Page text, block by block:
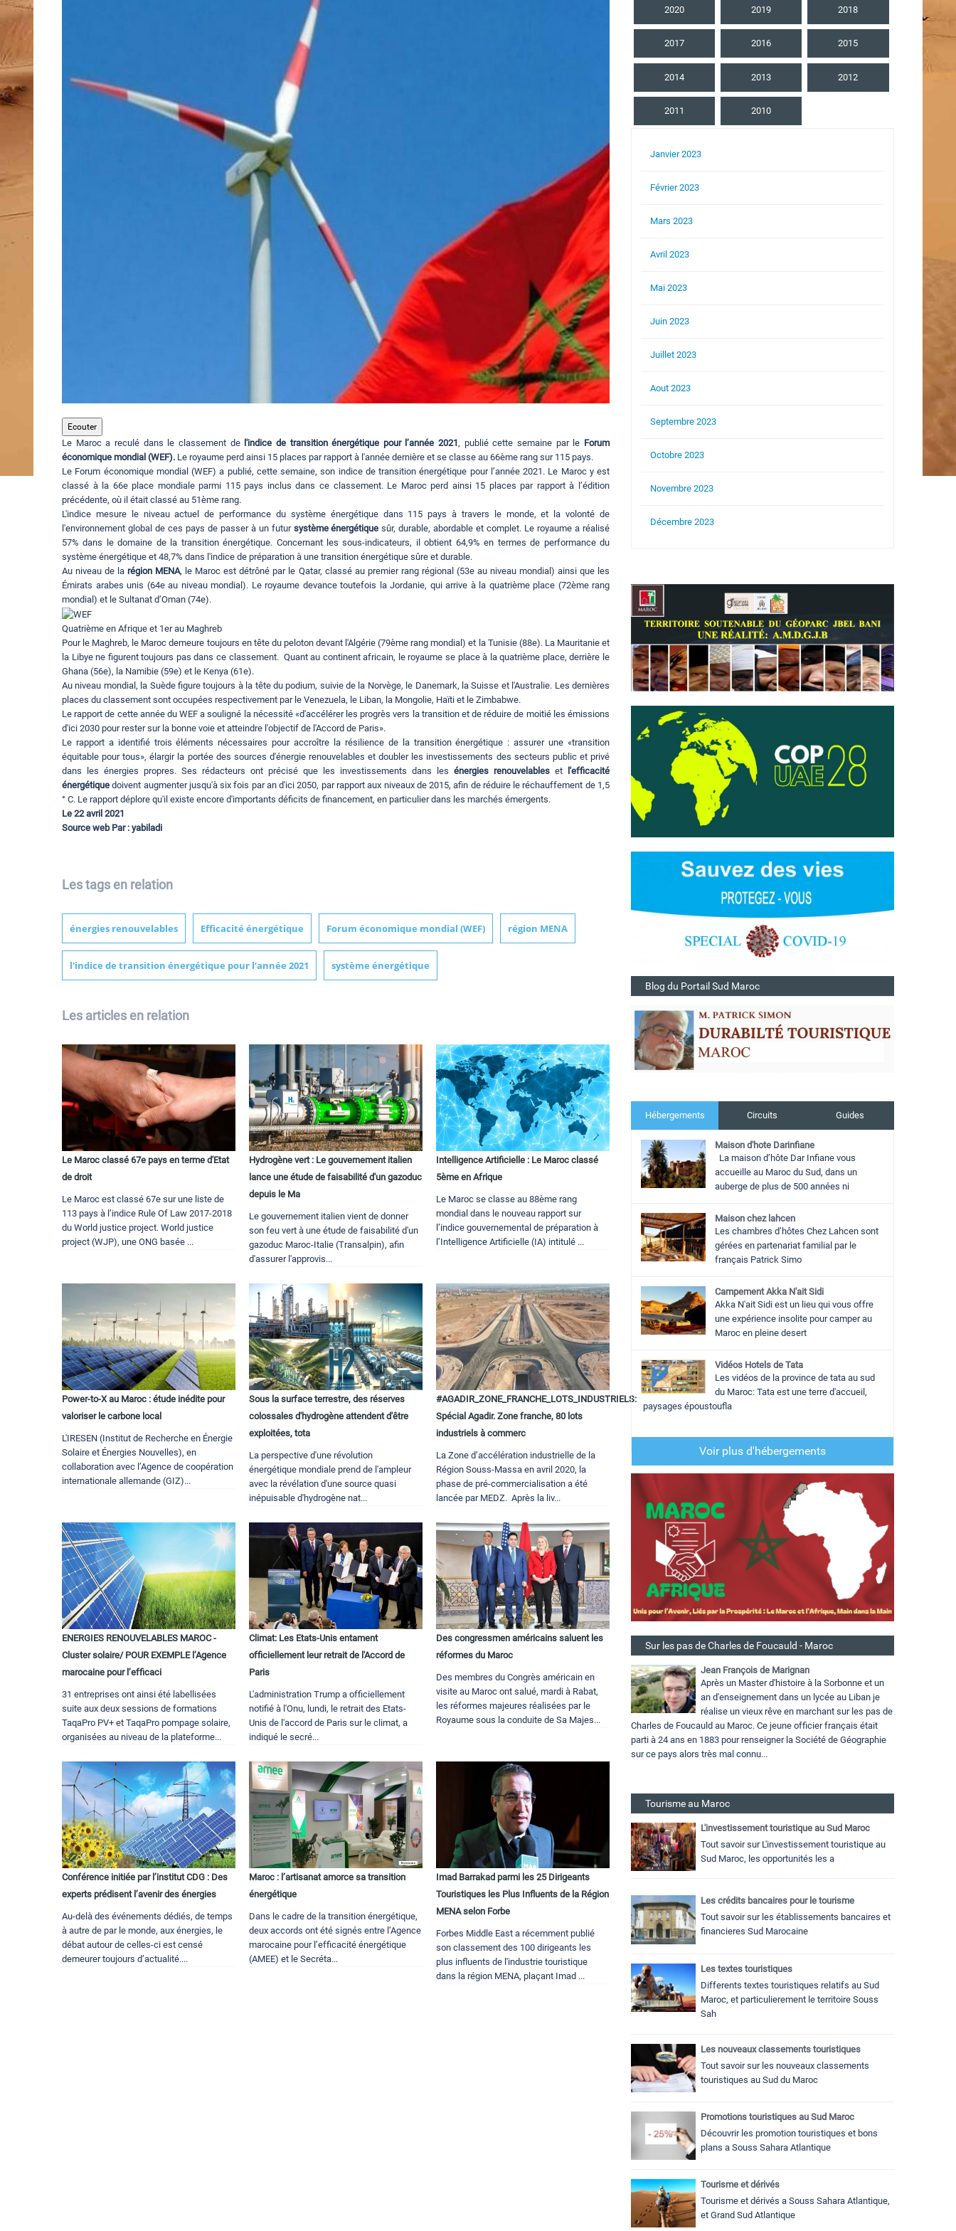
Ecouter
Le Maroc a reculé dans le classement de l'indice de transition énergétique pour l’année 2021, publié cette semaine par le Forum
économique mondial (WEF). Le royaume perd ainsi 15 places par rapport à l'année dernière et se classe au 66ème rang sur 115 pays.
Le Forum économique mondial (WEF) a publié, cette semaine, son indice de transition énergétique pour l’année 2021. Le Maroc y est
classé à la 66e place mondiale parmi 115 pays inclus dans ce classement. Le Maroc perd ainsi 15 places par rapport à l’édition
précédente, où il était classé au 51ème rang.
L'indice mesure le niveau actuel de performance du système énergétique dans 115 pays à travers le monde, et la volonté de
l'environnement global de ces pays de passer à un futur système énergétique sûr, durable, abordable et complet. Le royaume a réalisé
57% dans le domaine de la transition énergétique. Concernant les sous-indicateurs, il obtient 64,9% en termes de performance du
système énergétique et 48,7% dans l'indice de préparation à une transition énergétique sûre et durable.
Au niveau de larégion MENA, le Maroc est détrôné par le Qatar, classé au premier rang régional (53e au niveau mondial) ainsi que les
Émirats arabes unis (64e au niveau mondial). Le royaume devance toutefois la Jordanie, qui arrive à la quatrième place (72ème rang
mondial) et le Sultanat d’Oman (74e).
Quatrième en Afrique et 1er au Maghreb
Pour le Maghreb, le Maroc demeure toujours en tête du peloton devant l'Algérie (79ème rang mondial) et la Tunisie (88e). La Mauritanie et
la Libye ne figurent toujours pas dans ce classement. Quant au continent africain, le royaume se place à la quatrième place, derrière le
Ghana (56e), la Namibie (59e) et le Kenya (61e).
Au niveau mondial, la Suède figure toujours à la tête du podium, suivie de la Norvège, le Danemark, la Suisse et l'Australie. Les dernières
places du classement sont occupées respectivement par le Venezuela, le Liban, la Mongolie, Haïti et le Zimbabwe.
Le rapport de cette année du WEF a souligné la nécessité «d'accélérer les progrès vers la transition et de réduire de moitié les émissions
d'ici 2030 pour rester sur la bonne voie et atteindre l'objectif de l'Accord de Paris».
Le rapport a identifié trois éléments nécessaires pour accroître la résilience de la transition énergétique : assurer une «transition
équitable pour tous», élargir la portée des sources d'énergie renouvelables et doubler les investissements des secteurs public et privé
dans les énergies propres. Ses rédacteurs ont précisé que les investissements dans les énergies renouvelables et
l'efficacité
énergétique doivent augmenter jusqu'à six fois par an d'ici 2050, par rapport aux niveaux de 2015, afin de réduire le réchauffement de 1,5
° C. Le rapport déplore qu'il existe encore d'importants déficits de financement, en particulier dans les marchés émergents.
Le 22 avril 2021
Source web Par : yabiladi
Les tags en relation
énergies renouvelables Efficacité énergétique Forum économique mondial (WEF) région MENA
l'indice de transition énergétique pour l’année 2021 système énergétique
Les articles en relation
Le Maroc classé 67e pays en terme d'Etat
de droit
Le Maroc est classé 67e sur une liste de
113 pays à l’indice Rule Of Law 2017-2018
du World justice project. World justice
project (WJP), une ONG basée ...
Hydrogène vert : Le gouvernement italien
lance une étude de faisabilité d'un gazoduc
depuis le Ma
Le gouvernement italien vient de donner
son feu vert à une étude de faisabilité d'un
gazoduc Maroc-Italie (Transalpin), afin
d'assurer l'approvis...
Intelligence Artificielle : Le Maroc classé
5ème en Afrique
Le Maroc se classe au 88ème rang
mondial dans le nouveau rapport sur
l’indice gouvernemental de préparation à
l’Intelligence Artificielle (IA) intitulé ...
Power-to-X au Maroc : étude inédite pour
valoriser le carbone local
L'IRESEN (Institut de Recherche en Énergie
Solaire et Énergies Nouvelles), en
collaboration avec l’Agence de coopération
internationale allemande (GIZ)...
Sous la surface terrestre, des réserves
colossales d'hydrogène attendent d'être
exploitées, tota
La perspective d'une révolution
énergétique mondiale prend de l'ampleur
avec la révélation d'une source quasi
inépuisable d'hydrogène nat...
#AGADIR_ZONE_FRANCHE_LOTS_INDUSTRIELS:
Spécial Agadir. Zone franche, 80 lots
industriels à commerc
La Zone d’accélération industrielle de la
Région Souss-Massa en avril 2020, la
phase de pré-commercialisation a été
lancée par MEDZ. Après la liv...
ENERGIES RENOUVELABLES MAROC -
Cluster solaire/ POUR EXEMPLE l’Agence
marocaine pour l’efficaci
31 entreprises ont ainsi été labellisées
suite aux deux sessions de formations
TaqaPro PV+ et TaqaPro pompage solaire,
organisées au niveau de la plateforme...
Climat: Les Etats-Unis entament
officiellement leur retrait de l'Accord de
Paris
L'administration Trump a officiellement
notifié à l'Onu, lundi, le retrait des Etats-
Unis de l'accord de Paris sur le climat, a
indiqué le secré...
Des congressmen américains saluent les
réformes du Maroc
Des membres du Congrès américain en
visite au Maroc ont salué, mardi à Rabat,
les réformes majeures réalisées par le
Royaume sous la conduite de Sa Majes...
Conférence initiée par l’institut CDG : Des
experts prédisent l’avenir des énergies
Au-delà des événements dédiés, de temps
à autre de par le monde, aux énergies, le
débat autour de celles-ci est censé
demeurer toujours d’actualité....
Maroc : l’artisanat amorce sa transition
énergétique
Dans le cadre de la transition énergétique,
deux accords ont été signés entre l’Agence
marocaine pour l’efficacité énergétique
(AMEE) et le Secréta...
Imad Barrakad parmi les 25 Dirigeants
Touristiques les Plus Influents de la Région
MENA selon Forbe
Forbes Middle East a récemment publié
son classement des 100 dirigeants les
plus influents de l'industrie touristique
dans la région MENA, plaçant Imad ...
2020 2019 2018
2017 2016 2015
2014 2013 2012
2011 2010
Janvier 2023
Février 2023
Mars 2023
Avril 2023
Mai 2023
Juin 2023
Juillet 2023
Aout 2023
Septembre 2023
Octobre 2023
Novembre 2023
Décembre 2023
Blog du Portail Sud Maroc
Hébergements Circuits Guides
Maison d'hote Darinfiane
La maison d’hôte Dar Infiane vous
accueille au Maroc du Sud, dans un
auberge de plus de 500 années ni
Maison chez lahcen
Les chambres d’hôtes Chez Lahcen sont
gérées en partenariat familial par le
français Patrick Simo
Campement Akka N'ait Sidi
Akka N'ait Sidi est un lieu qui vous offre
une expérience insolite pour camper au
Maroc en pleine desert
Vidéos Hotels de Tata
Les vidéos de la province de tata au sud
du Maroc: Tata est une terre d'accueil,
paysages époustoufla
Voir plus d'hébergements
Sur les pas de Charles de Foucauld - Maroc
Jean François de Marignan
Après un Master d'histoire à la Sorbonne et un
an d'enseignement dans un lycée au Liban je
réalise un vieux rêve en marchant sur les pas de
Charles de Foucauld au Maroc. Ce jeune officier français était
parti à 24 ans en 1883 pour renseigner la Société de Géographie
sur ce pays alors très mal connu...
Tourisme au Maroc
L'investissement touristique au Sud Maroc
Tout savoir sur L'investissement touristique au
Sud Maroc, les opportunités les a
Les crédits bancaires pour le tourisme
Tout savoir sur les établissements bancaires et
financieres Sud Marocaine
Les textes touristiques
Differents textes touristiques relatifs au Sud
Maroc, et particulierement le territoire Souss
Sah
Les nouveaux classements touristiques
Tout savoir sur les nouveaux classements
touristiques au Sud du Maroc
Promotions touristiques au Sud Maroc
Découvrir les promotion touristiques et bons
plans a Souss Sahara Atlantique
Tourisme et dérivés
Tourisme et dérivés a Souss Sahara Atlantique,
et Grand Sud Atlantique